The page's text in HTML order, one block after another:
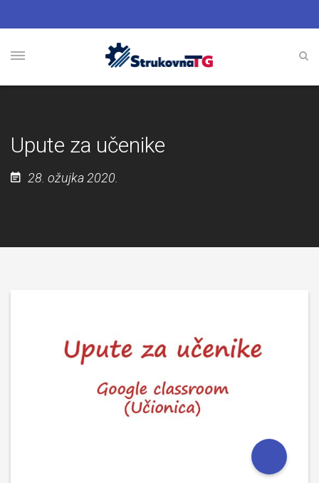
Upute za učenike
28. ožujka 2020.